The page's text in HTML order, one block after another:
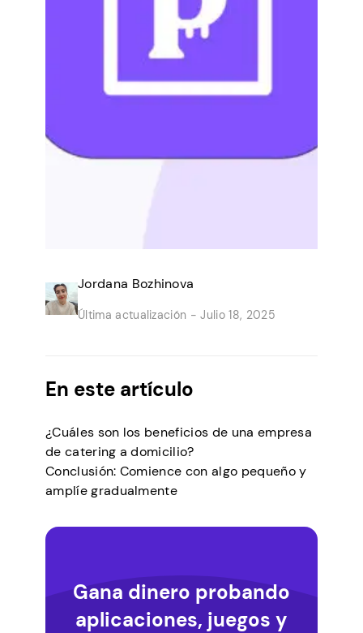
Jordana Bozhinova
Última actualización - Julio 18, 2025
En este artículo
¿Cuáles son los beneficios de una empresa
de catering a domicilio?
Conclusión: Comience con algo pequeño y
amplíe gradualmente
Gana dinero probando
aplicaciones, juegos y